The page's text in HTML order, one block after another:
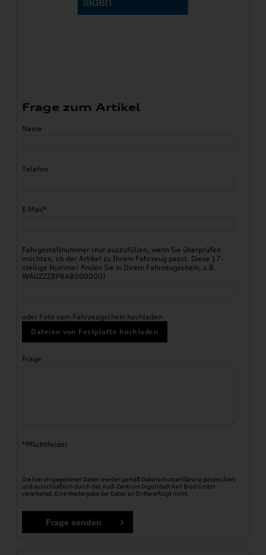
Frage zum Artikel
Name
Telefon
E-Mail*
Fahrgestellnummer (nur auszufüllen, wenn Sie überprüfen
möchten, ob der Artikel zu Ihrem Fahrzeug passt. Diese 17-
stellige Nummer finden Sie in Ihrem Fahrzeugschein, z.B.
WAUZZZ8P8AB000000)
oder Foto vom Fahrzeugschein hochladen
Dateien von Festplatte hochladen
Frage
*Pflichtfelder
Die hier eingegebenen Daten werden gemäß Datenschutzerklärung gespeichert
und ausschließlich durch das Audi Zentrum Ingolstadt Karl Brod GmbH
verarbeitet. Eine Weitergabe der Daten an Dritte erfolgt nicht.